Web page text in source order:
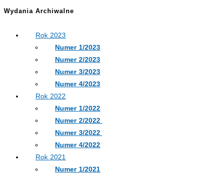
Wydania Archiwalne
Rok 2023
Numer 1/2023
Numer 2/2023
Numer 3/2023
Numer 4/2023
Rok 2022
Numer 1/2022
Numer 2/2022
Numer 3/2022
Numer 4/2022
Rok 2021
Numer 1/2021